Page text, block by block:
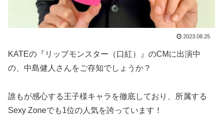
2023.08.25
KATEの『リップモンスター（口紅）』のCMに出演中
の、中島健人さんをご存知でしょうか？
誰もが感心する王子様キャラを徹底しており、所属する
Sexy Zoneでも1位の人気を誇っています！